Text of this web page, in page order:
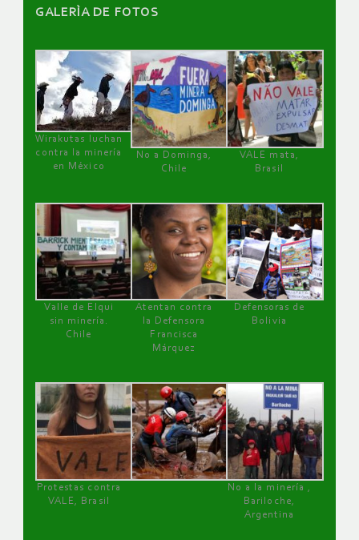
GALERÌA DE FOTOS
Wirakutas luchan
contra la minería
en México
No a Dominga,
Chile
VALE mata,
Brasil
Valle de Elqui
sin minería.
Chile
Atentan contra
la Defensora
Francisca
Márquez
Defensoras de
Bolivia
Protestas contra
VALE, Brasil
No a la minería ,
Bariloche,
Argentina